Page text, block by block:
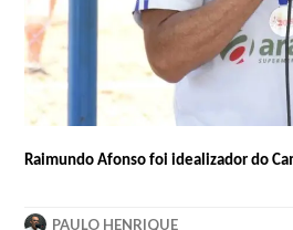
Raimundo Afonso foi idealizador do
PAULO HENRIQUE